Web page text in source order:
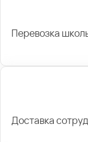
Перевозка
Доставка